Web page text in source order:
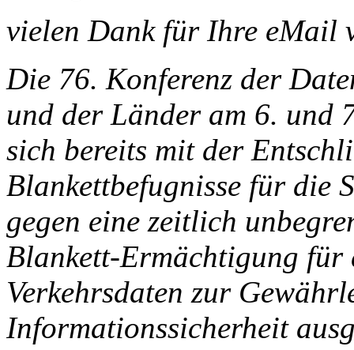
vielen Dank für Ihre eMail
Die 76. Konferenz der
und der Länder am 6. und
sich bereits mit der
Blankettbefugnisse für die
gegen eine zeitlich
Blankett-Ermächtigung für
Verkehrsdaten zur
Informationssicherheit